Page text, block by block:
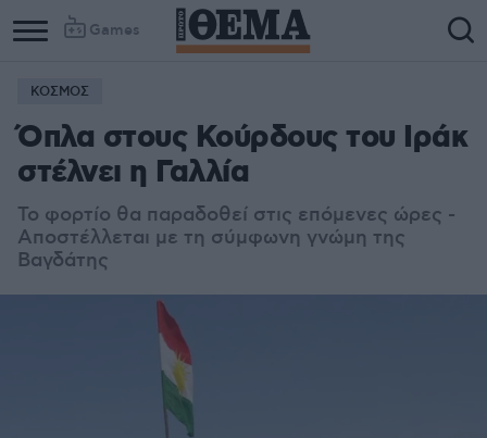
Games
ΚΟΣΜΟΣ
Όπλα στους Κούρδους του Ιράκ
στέλνει η Γαλλία
Το φορτίο θα παραδοθεί στις επόμενες ώρες -
Αποστέλλεται με τη σύμφωνη γνώμη της
Βαγδάτης